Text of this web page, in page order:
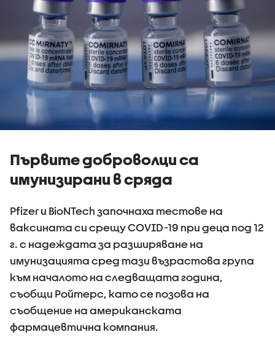
Първите доброволци са
имунизирани в сряда
Pfizer и BioNTech започнаха тестове на
ваксината си срещу COVID-19 при деца под 12
г. с надеждата за разширяване на
имунизацията сред тази възрастова група
към началото на следващата година,
съобщи Ройтерс, като се позова на
съобщение на американската
фармацевтична компания.